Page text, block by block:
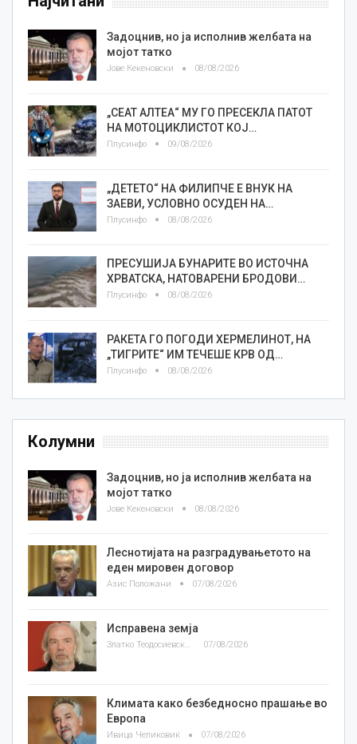
Задоцнив, но ја исполнив желбата на
мојот татко
Јове Кекеновски 08/08/2026
„СЕАТ АЛТЕА“ МУ ГО ПРЕСЕКЛА ПАТОТ
НА МОТОЦИКЛИСТОТ КОЈ…
Плусинфо 09/08/2026
„ДЕТЕТО“ НА ФИЛИПЧЕ Е ВНУК НА
ЗАЕВИ, УСЛОВНО ОСУДЕН НА…
Плусинфо 08/08/2026
ПРЕСУШИЈА БУНАРИТЕ ВО ИСТОЧНА
ХРВАТСКА, НАТОВАРЕНИ БРОДОВИ…
Плусинфо 08/08/2026
РАКЕТА ГО ПОГОДИ ХЕРМЕЛИНОТ, НА
„ТИГРИТЕ“ ИМ ТЕЧЕШЕ КРВ ОД…
Плусинфо 08/08/2026
Колумни
Задоцнив, но ја исполнив желбата на
мојот татко
Јове Кекеновски 08/08/2026
Леснотијата на разградувањетото на
еден мировен договор
Азис Положани 07/08/2026
Исправена земја
Златко Теодосиевски 07/08/2026
Климата како безбедносно прашање во
Европа
Ивица Челиковиќ 07/08/2026